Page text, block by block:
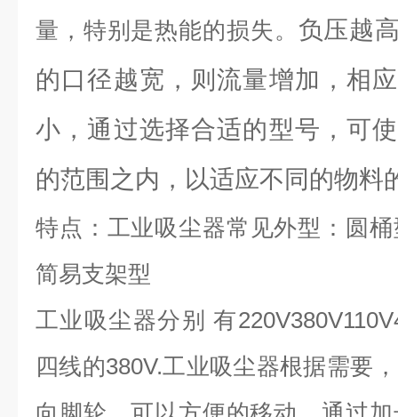
量，特别是热能的损失。 负压越
的口径越宽，则流量增加，相
小，通过选择合适的型号，可
的范围之内，以适应不同的物料
特点 ：工业吸尘器常见外型：圆
简易支架型
工业吸尘器分别 有
四线的380V.工业吸尘器根据需要